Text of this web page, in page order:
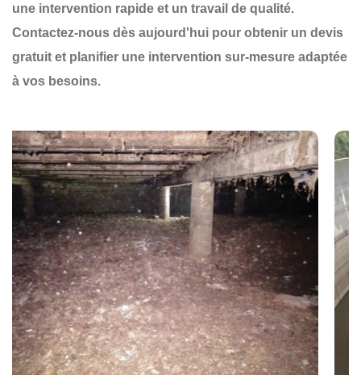
une intervention rapide et un travail de qualité.
Contactez-nous dès aujourd'hui pour obtenir un devis
gratuit et planifier une intervention sur-mesure adaptée
à vos besoins.